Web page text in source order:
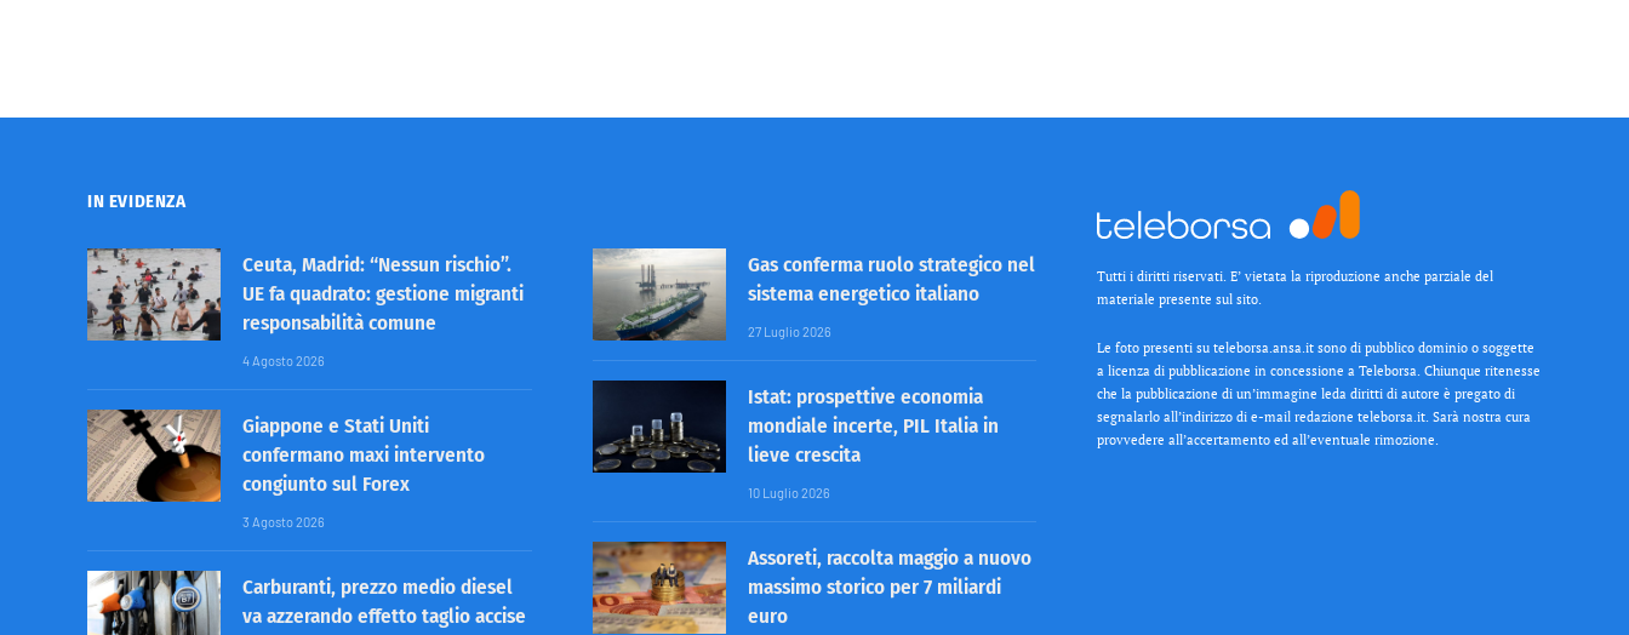
IN EVIDENZA
Ceuta, Madrid: “Nessun rischio”.
UE fa quadrato: gestione migranti
responsabilità comune
4 Agosto 2026
Giappone e Stati Uniti
confermano maxi intervento
congiunto sul Forex
3 Agosto 2026
Carburanti, prezzo medio diesel
va azzerando effetto taglio accise
Gas conferma ruolo strategico nel
sistema energetico italiano
27 Luglio 2026
Istat: prospettive economia
mondiale incerte, PIL Italia in
lieve crescita
10 Luglio 2026
Assoreti, raccolta maggio a nuovo
massimo storico per 7 miliardi
euro
Tutti i diritti riservati. E’ vietata la riproduzione anche parziale del
materiale presente sul sito.
Le foto presenti su teleborsa.ansa.it sono di pubblico dominio o soggette
a licenza di pubblicazione in concessione a Teleborsa. Chiunque ritenesse
che la pubblicazione di un’immagine leda diritti di autore è pregato di
segnalarlo all’indirizzo di e-mail redazione teleborsa.it. Sarà nostra cura
provvedere all’accertamento ed all’eventuale rimozione.